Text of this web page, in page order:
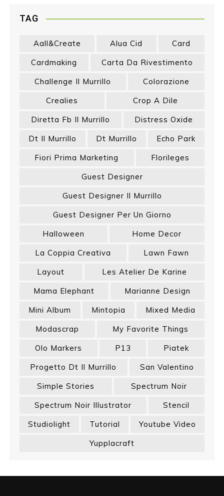
TAG
Aall&create Alua Cid
Card
Cardmaking
Carta Da Rivestimento
Challenge Il Murrillo
Colorazione
Crealies
Crop A Dile
Diretta Fb Il Murrillo
Distress Oxide
Dt Il Murrillo
Dt Murrillo
Echo Park
Fiori Prima Marketing
Florileges
Guest Designer
Guest Designer Il Murrillo
Guest Designer Per Un Giorno
Halloween
Home Decor
La Coppia Creativa
Lawn Fawn
Layout
Les Atelier De Karine
Mama Elephant
Marianne Design
Mini Album
Mintopia
Mixed Media
Modascrap
My Favorite Things
Olo Markers
P13
Piatek
Progetto Dt Il Murrillo
San Valentino
Simple Stories
Spectrum Noir
Spectrum Noir Illustrator
Stencil
Studiolight
Tutorial
Youtube Video
Yupplacraft